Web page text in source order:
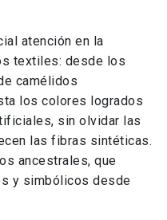
atención en la
textiles: desde los
camélidos
los colores logrados
sin olvidar las
las fibras sintéticas.
ancestrales, que
y simbólicos desde